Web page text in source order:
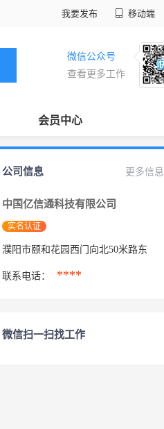
我要发布 移动端
微信公众号
查看更多工作
会员中心
更多信息
公司信息
中国亿信通科技有限公司
实名认证
濮阳市颐和花园西门向北50米路东
联系电话： ****
微信扫一扫找工作